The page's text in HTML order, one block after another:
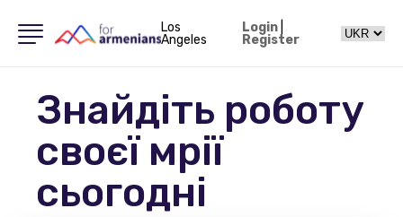
Los
Angeles
Login|
Register
Знайдіть роботу
своєї мрії
сьогодні